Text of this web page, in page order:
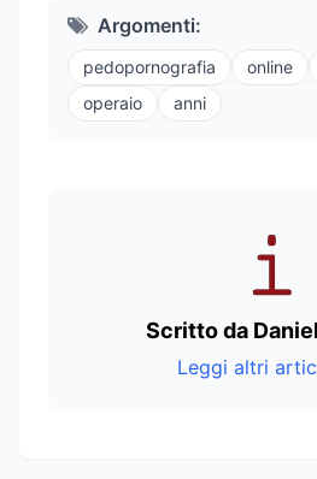
Argomenti:
pedopornografia online
operaio
anni
Scritto da
Leggi altri